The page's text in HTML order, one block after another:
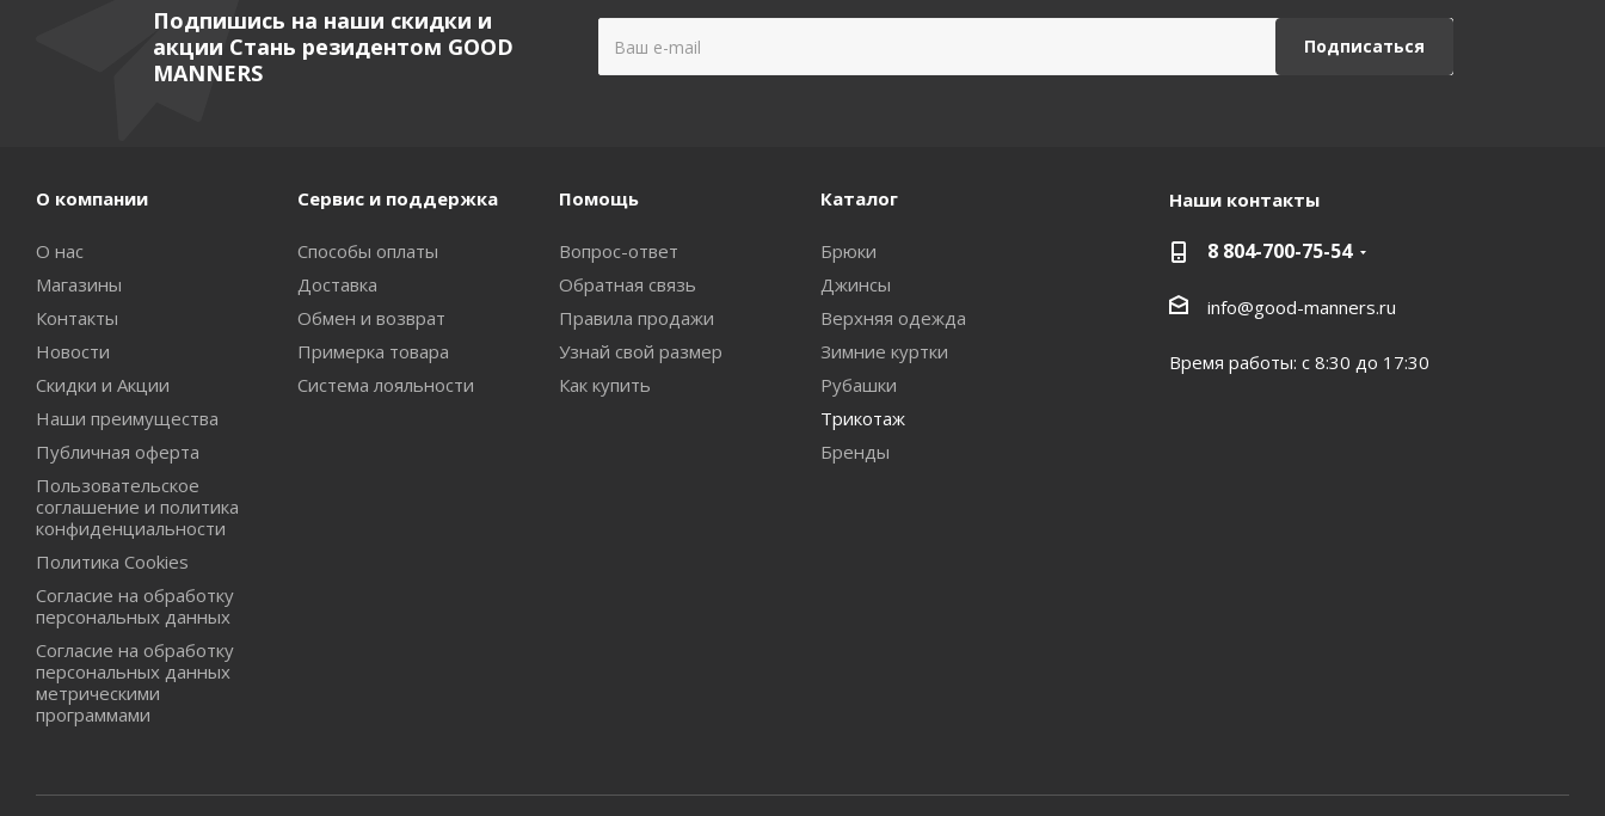
Подпишись на наши скидки и
акции Стань резидентом GOOD
MANNERS
О компании
О нас
Магазины
Контакты
Новости
Скидки и Акции
Наши преимущества
Публичная оферта
Пользовательское
соглашение и политика
конфиденциальности
Политика Cookies
Согласие на обработку
персональных данных
Согласие на обработку
персональных данных
метрическими
программами
Сервис и поддержка
Способы оплаты
Доставка
Обмен и возврат
Примерка товара
Система лояльности
Помощь
Вопрос-ответ
Обратная связь
Правила продажи
Узнай свой размер
Как купить
Каталог
Брюки
Джинсы
Верхняя одежда
Зимние куртки
Рубашки
Трикотаж
Бренды
Наши контакты
8 804-700-75-54
info@good-manners.ru
Время работы: с 8:30 до 17:30